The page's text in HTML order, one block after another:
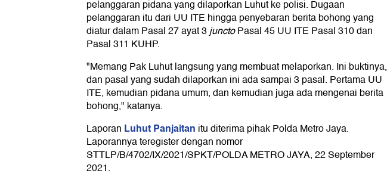
pelanggaran pidana yang dilaporkan Luhut ke polisi. Dugaan
pelanggaran itu dari UU ITE hingga penyebaran berita bohong yang
diatur dalam Pasal 27 ayat 3junctoPasal 45 UU ITE Pasal 310 dan
Pasal 311 KUHP.
"Memang Pak Luhut langsung yang membuat melaporkan. Ini buktinya,
dan pasal yang sudah dilaporkan ini ada sampai 3 pasal. Pertama UU
ITE, kemudian pidana umum, dan kemudian juga ada mengenai berita
bohong," katanya.
Laporan Luhut Panjaitan itu diterima pihak Polda Metro Jaya.
Laporannya teregister dengan nomor
STTLP/B/4702/IX/2021/SPKT/POLDA METRO JAYA, 22 September
2021.